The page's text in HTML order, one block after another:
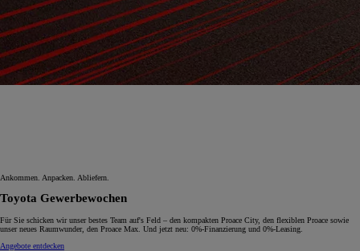
Ankommen. Anpacken. Abliefern.
Toyota Gewerbewochen
Für Sie schicken wir unser bestes Team auf's Feld – den kompakten Proace City, den flexiblen Proace sowie
unser neues Raumwunder, den Proace Max. Und jetzt neu: 0%-Finanzierung und 0%-Leasing.
Angebote entdecken